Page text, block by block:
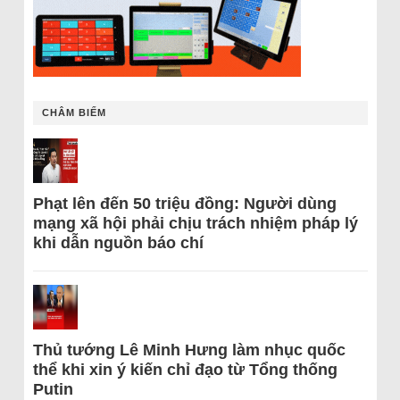
CHÂM BIẾM
Phạt lên đến 50 triệu đồng: Người dùng
mạng xã hội phải chịu trách nhiệm pháp lý
khi dẫn nguồn báo chí
Thủ tướng Lê Minh Hưng làm nhục quốc
thể khi xin ý kiến chỉ đạo từ Tổng thống
Putin